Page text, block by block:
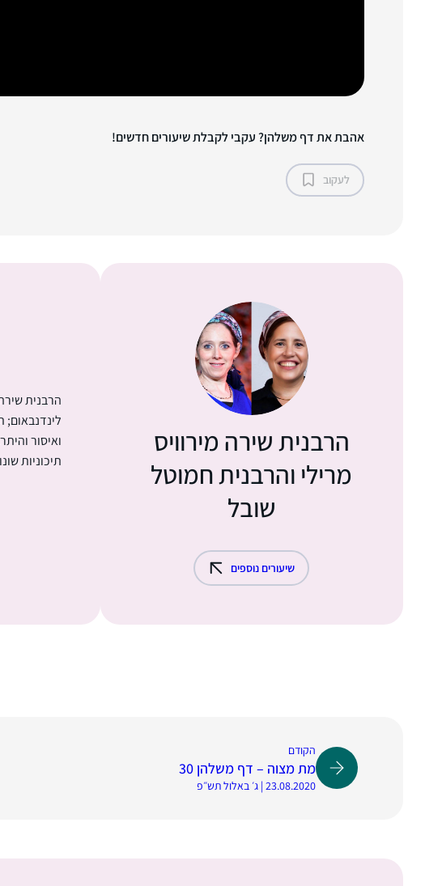
אהבת את דף משלהן? עקבי לקבלת שיעורים חדשים!
לעקוב
הרבנית שירה מירוויס
מרילי והרבנית חמוטל
שובל
שיעורים נוספים
הרבנית
לינדנבאום;
ואיסור
תיכוניות
הקודם
מת מצוה – דף משלהן 30
23.08.2020 | ג׳ באלול תש״פ